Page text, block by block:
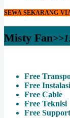
SEWA SEKARANG
Misty Fan
Free
Free Instalasi
Free Cable
Free Teknisi
Free Support